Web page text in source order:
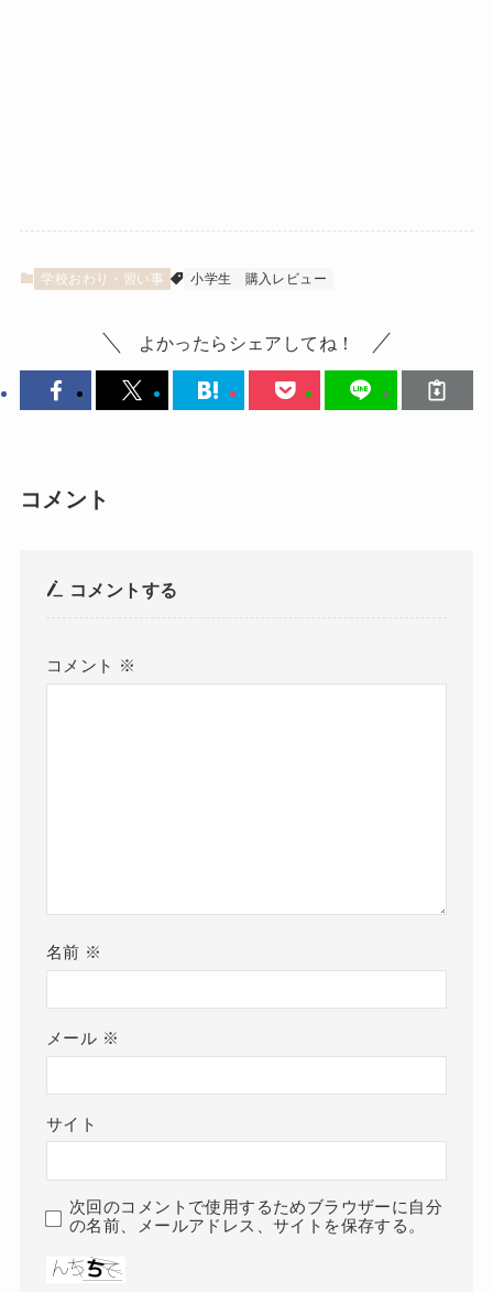
学校おわり・習い事 小学生 購入レビュー
よかったらシェアしてね！
コメント
コメントする
コメント ※
名前 ※
メール ※
サイト
次回のコメントで使用するためブラウザーに自分
の名前、メールアドレス、サイトを保存する。